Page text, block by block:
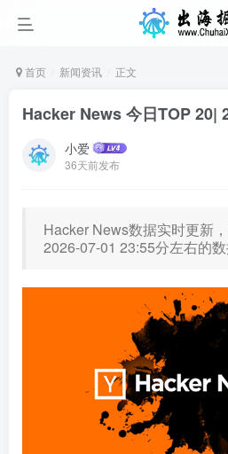
首页 新闻资讯 正文
Hacker News 今日TOP 20|
小爱
36天前发布
Hacker News数据实时更新
2026-07-01 23:55分左右的